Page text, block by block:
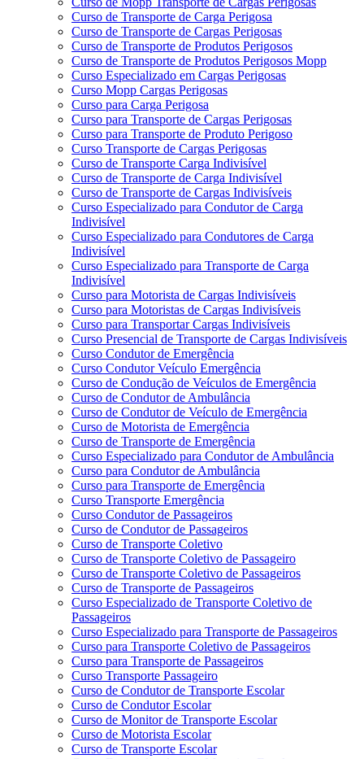
Curso de Transporte de Carga Perigosa
Curso de Transporte de Cargas Perigosas
Curso de Transporte de Produtos Perigosos
Curso de Transporte de Produtos Perigosos Mopp
Curso Especializado em Cargas Perigosas
Curso Mopp Cargas Perigosas
Curso para Carga Perigosa
Curso para Transporte de Cargas Perigosas
Curso para Transporte de Produto Perigoso
Curso Transporte de Cargas Perigosas
Curso de Transporte Carga Indivisível
Curso de Transporte de Carga Indivisível
Curso de Transporte de Cargas Indivisíveis
Curso Especializado para Condutor de Carga
Indivisível
Curso Especializado para Condutores de Carga
Indivisível
Curso Especializado para Transporte de Carga
Indivisível
Curso para Motorista de Cargas Indivisíveis
Curso para Motoristas de Cargas Indivisíveis
Curso para Transportar Cargas Indivisíveis
Curso Presencial de Transporte de Cargas Indivisíveis
Curso Condutor de Emergência
Curso Condutor Veículo Emergência
Curso de Condução de Veículos de Emergência
Curso de Condutor de Ambulância
Curso de Condutor de Veículo de Emergência
Curso de Motorista de Emergência
Curso de Transporte de Emergência
Curso Especializado para Condutor de Ambulância
Curso para Condutor de Ambulância
Curso para Transporte de Emergência
Curso Transporte Emergência
Curso Condutor de Passageiros
Curso de Condutor de Passageiros
Curso de Transporte Coletivo
Curso de Transporte Coletivo de Passageiro
Curso de Transporte Coletivo de Passageiros
Curso de Transporte de Passageiros
Curso Especializado de Transporte Coletivo de
Passageiros
Curso Especializado para Transporte de Passageiros
Curso para Transporte Coletivo de Passageiros
Curso para Transporte de Passageiros
Curso Transporte Passageiro
Curso de Condutor de Transporte Escolar
Curso de Condutor Escolar
Curso de Monitor de Transporte Escolar
Curso de Motorista Escolar
Curso de Transporte Escolar